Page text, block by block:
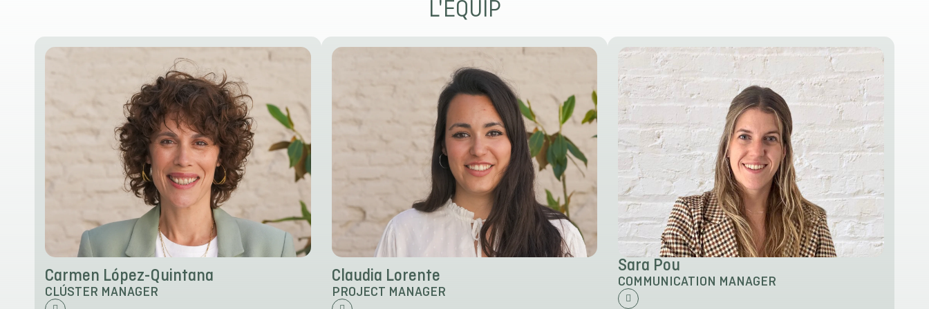
L'EQUIP
Carmen López-Quintana
CLÚSTER MANAGER
Claudia Lorente
PROJECT MANAGER
Sara Pou
COMMUNICATION MANAGER